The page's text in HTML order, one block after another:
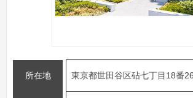
所在地 東京都世田谷区砧七丁目18番